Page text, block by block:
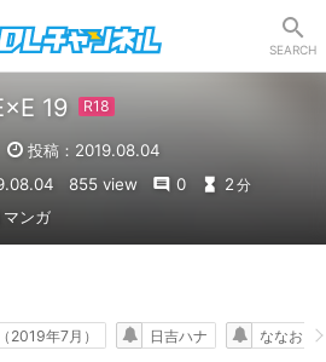
SEARCH
19
投稿：2019.08.04
855 view 0 2 分
マンガ
2019年7月） 日吉ハナ ななお